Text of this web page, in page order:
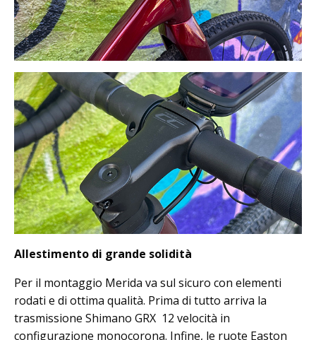
Allestimento di grande solidità
Per il montaggio Merida va sul sicuro con elementi
rodati e di ottima qualità. Prima di tutto arriva la
trasmissione Shimano GRX 12 velocità in
configurazione monocorona. Infine, le ruote Easton